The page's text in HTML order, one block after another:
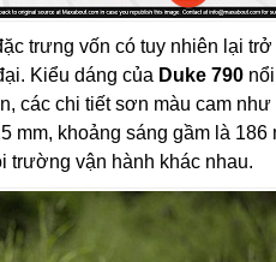
trưng vốn có tuy nhiên lại
Kiểu dáng của Duke 790
các chi tiết sơn màu cam
mm, khoảng sáng gầm là
trường vận hành khác nhau.